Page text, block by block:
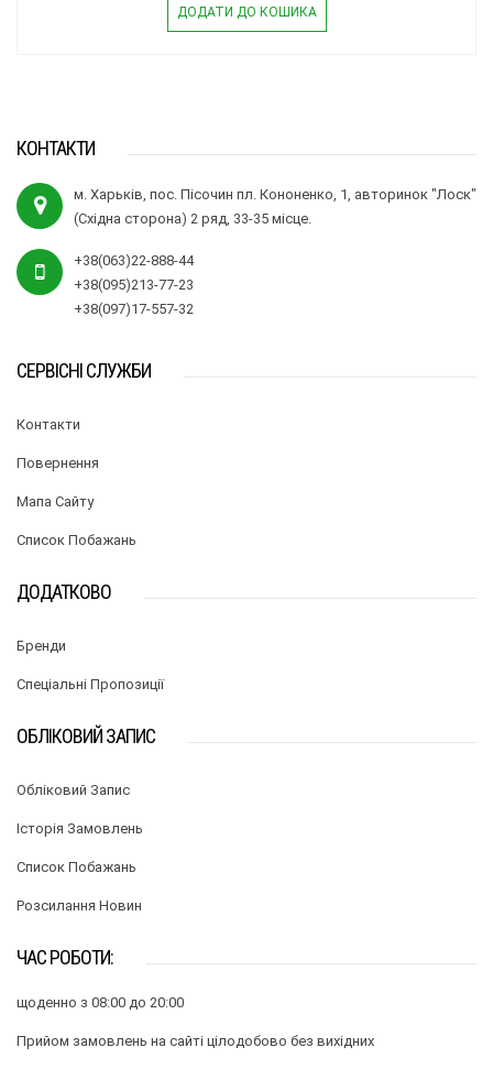
ДОДАТИ ДО КОШИКА
КОНТАКТИ
м. Харьків, пос. Пісочин пл. Кононенко, 1, авторинок "Лоск"
(Східна сторона) 2 ряд, 33-35 місце.
+38(063)22-888-44
+38(095)213-77-23
+38(097)17-557-32
СЕРВІСНІ СЛУЖБИ
Контакти
Повернення
Мапа Сайту
Список Побажань
ДОДАТКОВО
Бренди
Спеціальні Пропозиції
ОБЛІКОВИЙ ЗАПИС
Обліковий Запис
Історія Замовлень
Список Побажань
Розсилання Новин
ЧАС РОБОТИ:
щоденно з 08:00 до 20:00
Прийом замовлень на сайті цілодобово без вихідних